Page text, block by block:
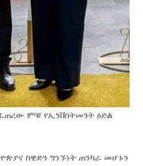
ምቹ የኢንቨስትመንት ዕድል
ስዊድን ግንኙነት ጠንካራ መሆኑን